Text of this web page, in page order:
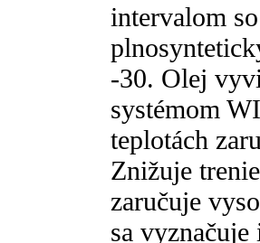
intervalom
-30. Olej
systémom
teplotách
Znižuje
zaručuje
sa